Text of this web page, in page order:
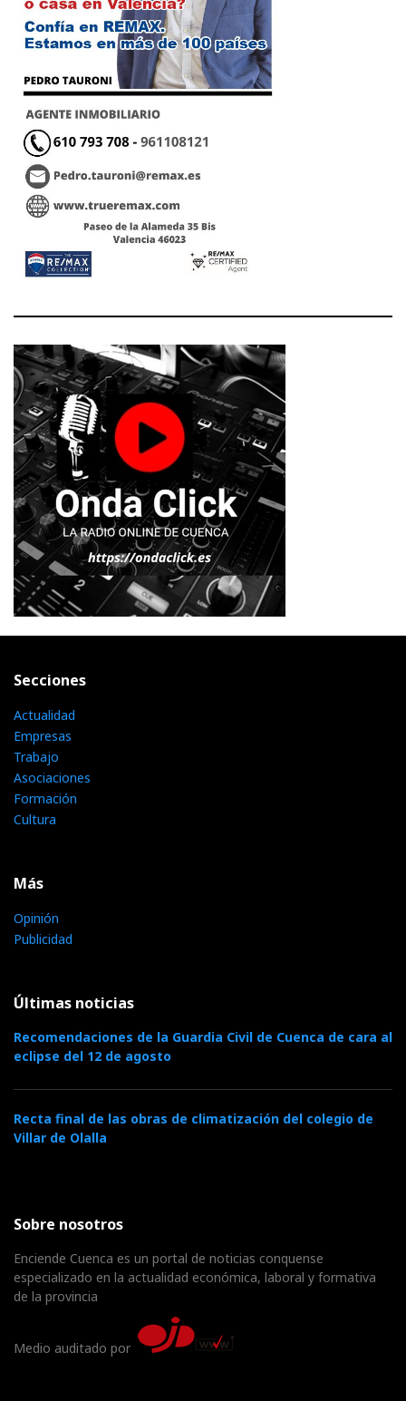
Secciones
Actualidad
Empresas
Trabajo
Asociaciones
Formación
Cultura
Más
Opinión
Publicidad
Últimas noticias
Recomendaciones de la Guardia Civil de Cuenca de cara al
eclipse del 12 de agosto
Recta final de las obras de climatización del colegio de
Villar de Olalla
Sobre nosotros
Enciende Cuenca es un portal de noticias conquense
especializado en la actualidad económica, laboral y formativa
de la provincia
Medio auditado por